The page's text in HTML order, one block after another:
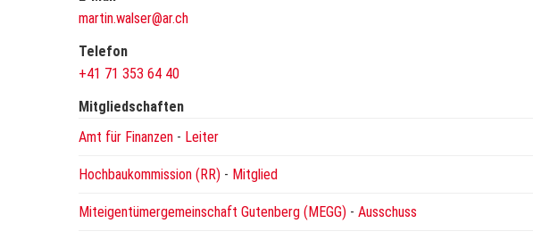
martin.walser@ar.ch
Telefon
+41 71 353 64 40
Mitgliedschaften
Amt für Finanzen - Leiter
Hochbaukommission (RR) - Mitglied
Miteigentümergemeinschaft Gutenberg (MEGG) - Ausschuss